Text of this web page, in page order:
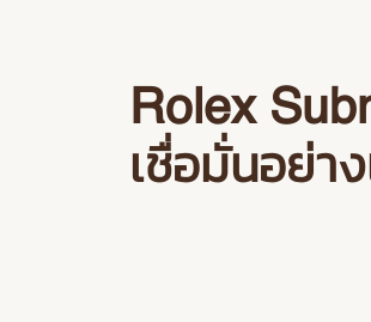
Rolex
เชื่อมั่นอย่า